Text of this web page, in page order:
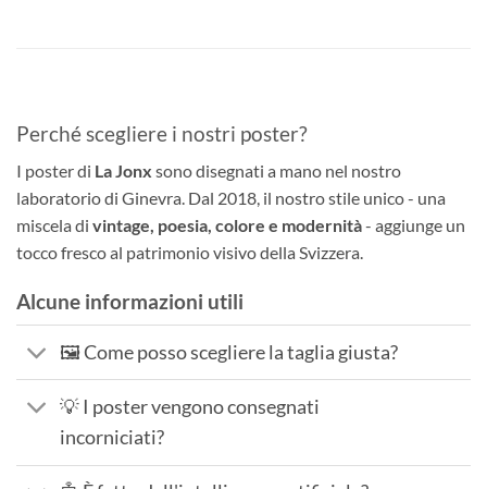
Perché scegliere i nostri poster?
I poster di La Jonx sono disegnati a mano nel nostro
laboratorio di Ginevra. Dal 2018, il nostro stile unico - una
miscela di vintage, poesia, colore e modernità- aggiunge un
tocco fresco al patrimonio visivo della Svizzera.
Alcune informazioni utili
🖼️ Come posso scegliere la taglia giusta?
💡 I poster vengono consegnati
incorniciati?